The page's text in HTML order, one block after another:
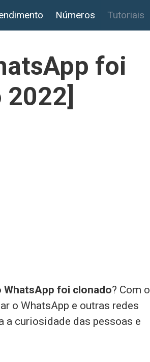
Números Tutoriais
foi
WhatsApp foi clonado? Com o
o WhatsApp e outras redes
a curiosidade das pessoas e